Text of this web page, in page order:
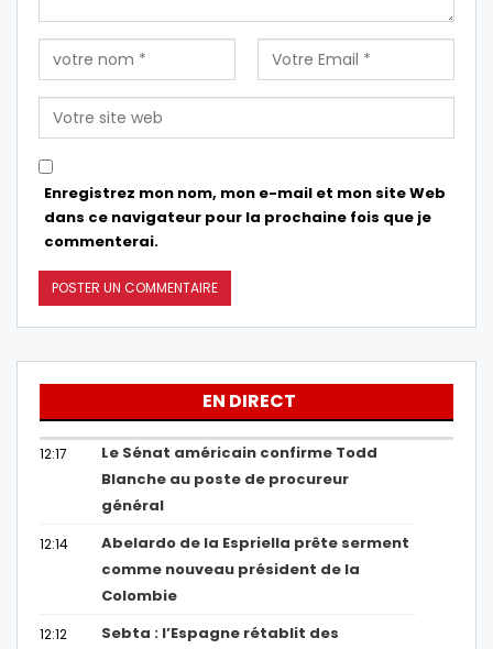
Enregistrez mon nom, mon e-mail et mon site Web
dans ce navigateur pour la prochaine fois que je
commenterai.
EN DIRECT
12:17
Le Sénat américain confirme Todd
Blanche au poste de procureur
général
12:14
Abelardo de la Espriella prête serment
comme nouveau président de la
Colombie
12:12
Sebta : l’Espagne rétablit des